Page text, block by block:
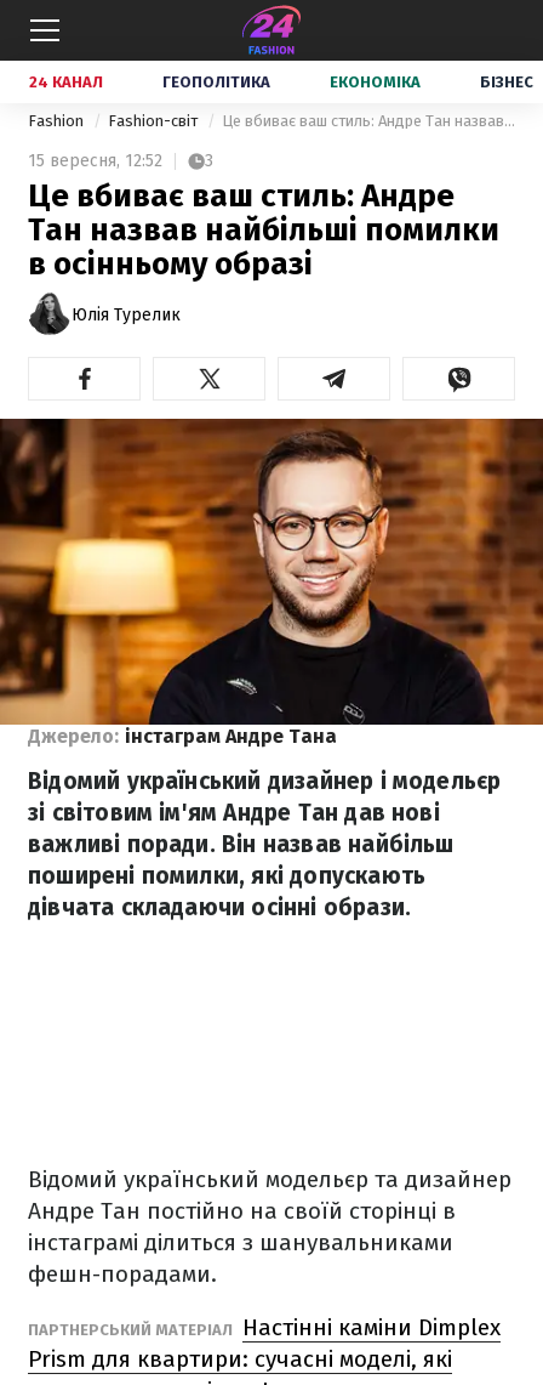
24 КАНАЛ ГЕОПОЛІТИКА ЕКОНОМІКА БІЗНЕС
Fashion Fashion-світ Це вбиває ваш стиль: Андре Тан назвав найбільші помилки в осінньому образі
15 вересня, 12:52 3
Це вбиває ваш стиль: Андре
Тан назвав найбільші помилки
в осінньому образі
Юлія Турелик
Джерело: інстаграм Андре Тана
Відомий український дизайнер і модельєр
зі світовим ім'ям Андре Тан дав нові
важливі поради. Він назвав найбільш
поширені помилки, які допускають
дівчата складаючи осінні образи.
Відомий український модельєр та дизайнер
Андре Тан постійно на своїй сторінці в
інстаграмі ділиться з шанувальниками
фешн-порадами.
ПАРТНЕРСЬКИЙ МАТЕРІАЛ
Настінні каміни Dimplex
Prism для квартири: сучасні моделі, які